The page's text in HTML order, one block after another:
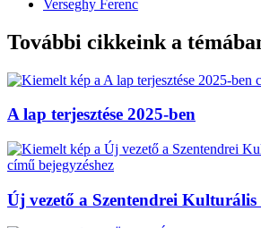
Verseghy Ferenc
További cikkeink a
A lap terjesztése 2025-ben
Új vezető a Szentendrei